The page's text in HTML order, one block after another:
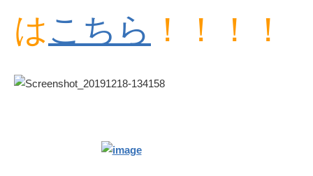
はこちら ！！！！